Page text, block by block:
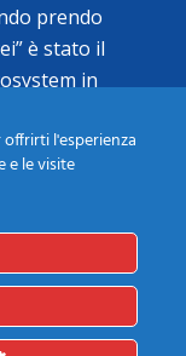
prendo
è stato il
in
l'esperienza
e le visite